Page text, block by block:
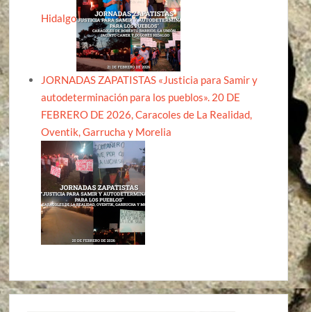
Hidalgo
JORNADAS ZAPATISTAS «Justicia para Samir y
autodeterminación para los pueblos». 20 DE
FEBRERO DE 2026, Caracoles de La Realidad,
Oventik, Garrucha y Morelia